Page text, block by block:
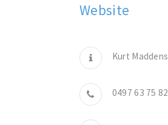
Website
Kurt Maddens
0497 63 75 82